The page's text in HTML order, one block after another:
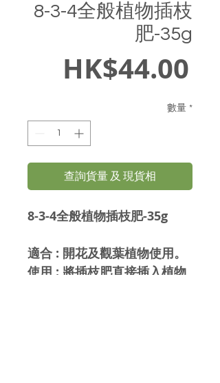
8-3-4全般植物插枝
肥-35g
HK$44.00
格
數量 *
查詢貨量 及 現貨相
8-3-4全般植物插枝肥-35g
適合 : 開花及觀葉植物使用。
使用 : 將插枝肥直接插入植物